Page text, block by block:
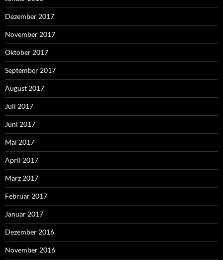
Dezember 2017
November 2017
Oktober 2017
September 2017
August 2017
Juli 2017
Juni 2017
Mai 2017
April 2017
März 2017
Februar 2017
Januar 2017
Dezember 2016
November 2016